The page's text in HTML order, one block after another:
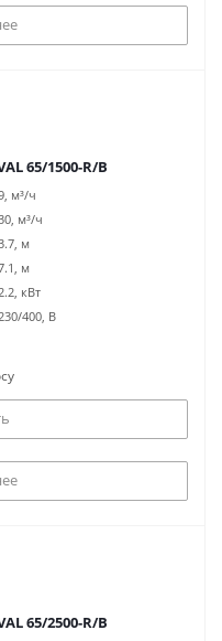
65/1500-R/B
м³/ч
м³/ч
м
м
кВт
400, В
65/2500-R/B